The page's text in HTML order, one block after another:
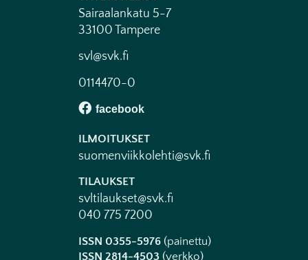
Sairaalankatu 5-7
33100 Tampere
svl@svk.fi
0114470-0
ILMOITUKSET
suomenviikkolehti@svk.fi
TILAUKSET
svltilaukset@svk.fi
040 775 7200
ISSN 0355-5976 (painettu)
ISSN 2814-4503 (verkko)